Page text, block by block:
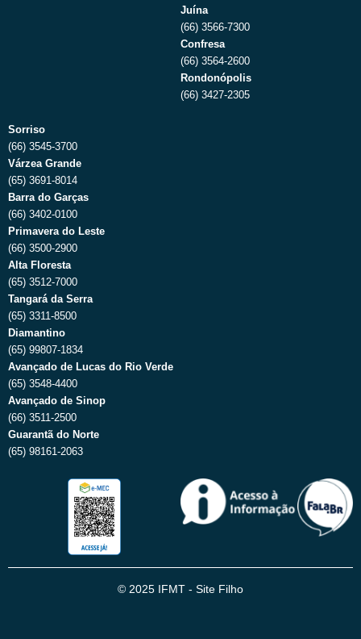
Juína
(66) 3566-7300
Confresa
(66) 3564-2600
Rondonópolis
(66) 3427-2305
Sorriso
(66) 3545-3700
Várzea Grande
(65) 3691-8014
Barra do Garças
(66) 3402-0100
Primavera do Leste
(66) 3500-2900
Alta Floresta
(65) 3512-7000
Tangará da Serra
(65) 3311-8500
Diamantino
(65) 99807-1834
Avançado de Lucas do Rio Verde
(65) 3548-4400
Avançado de Sinop
(66) 3511-2500
Guarantã do Norte
(65) 98161-2063
© 2025 IFMT - Site Filho